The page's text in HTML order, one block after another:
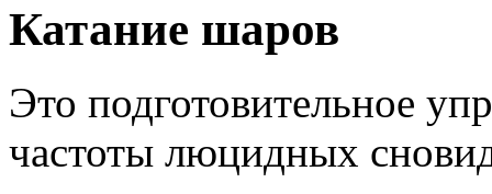
Катание шаров
Это подготовительное
частоты люцидных